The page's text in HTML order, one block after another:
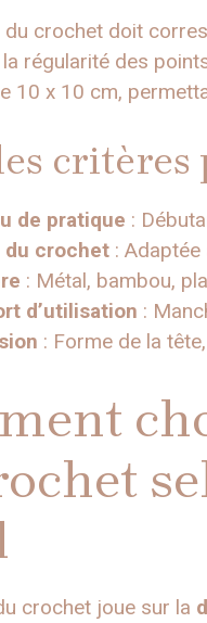
du crochet doit
régularité des
10 x 10 cm,
de pratique :
du crochet : Adaptée
: Métal, bambou,
d’utilisation :
: Forme de la
crochet joue sur la